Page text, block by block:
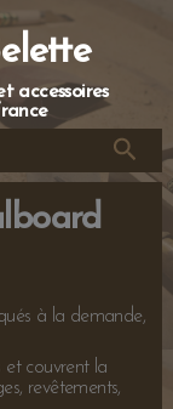
accessoires
à la demande,
et couvrent la
revêtements,